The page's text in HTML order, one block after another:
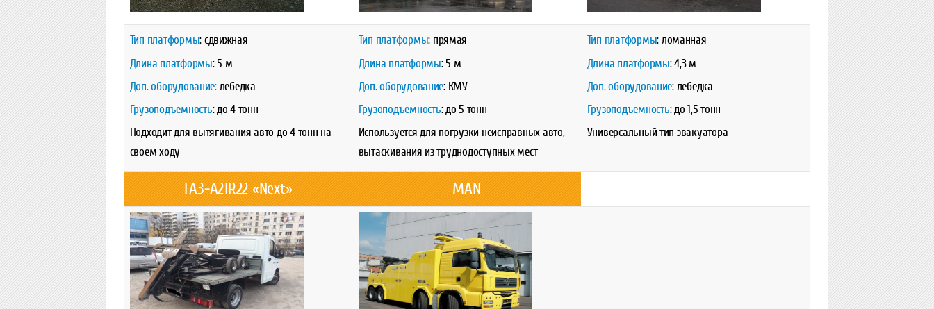
Тип платформы: сдвижная
Длина платформы: 5 м
Доп. оборудование:лебедка
Грузоподъемность: до 4 тонн
Подходит для вытягивания авто до 4 тонн на
своем ходу
Тип платформы: прямая
Длина платформы: 5 м
Доп. оборудование: КМУ
Грузоподъемность: до 5 тонн
Используется для погрузки неисправных авто,
вытаскивания из труднодоступных мест
Тип платформы: ломанная
Длина платформы: 4,3 м
Доп. оборудование: лебедка
Грузоподъемность: до 1,5 тонн
Универсальный тип эвакуатора
ГАЗ-A21R22 «Next» MAN